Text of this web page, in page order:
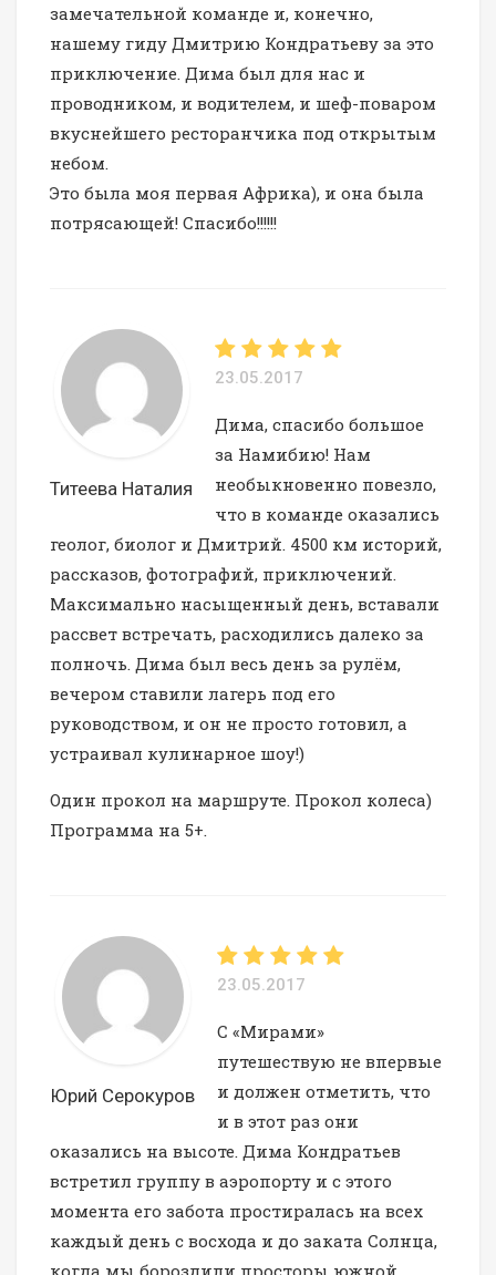
замечательной команде и, конечно,
нашему гиду Дмитрию Кондратьеву за это
приключение. Дима был для нас и
проводником, и водителем, и шеф-поваром
вкуснейшего ресторанчика под открытым
небом.
Это была моя первая Африка), и она была
потрясающей! Спасибо!!!!!!
Титеева Наталия
23.05.2017
Дима, спасибо большое
за Намибию! Нам
необыкновенно повезло,
что в команде оказались
геолог, биолог и Дмитрий. 4500 км историй,
рассказов, фотографий, приключений.
Максимально насыщенный день, вставали
рассвет встречать, расходились далеко за
полночь. Дима был весь день за рулём,
вечером ставили лагерь под его
руководством, и он не просто готовил, а
устраивал кулинарное шоу!)
Один прокол на маршруте. Прокол колеса)
Программа на 5+.
Юрий Серокуров
23.05.2017
С «Мирами»
путешествую не впервые
и должен отметить, что
и в этот раз они
оказались на высоте. Дима Кондратьев
встретил группу в аэропорту и с этого
момента его забота простиралась на всех
каждый день с восхода и до заката Солнца,
когда мы бороздили просторы южной